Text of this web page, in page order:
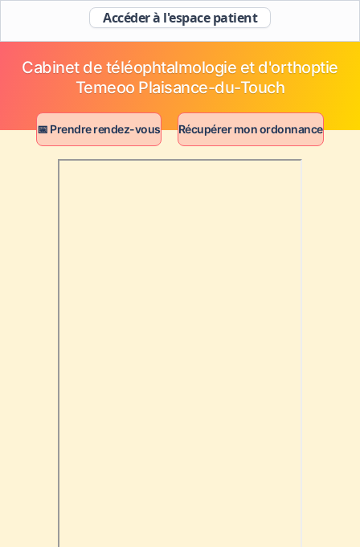
Accéder à l'espace patient
Cabinet de téléophtalmologie et d'orthoptie
Temeoo Plaisance-du-Touch
📅 Prendre rendez-vous Récupérer mon ordonnance